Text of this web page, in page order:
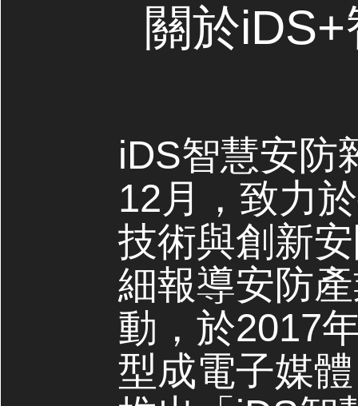
關於
iDS智慧安防
12月，致力
技術與創新
細報導安防
動，於2017
型成電子媒